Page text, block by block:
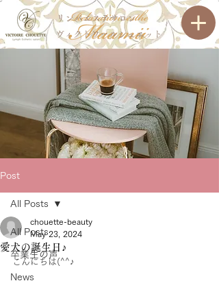
ヴィクトワールシュエット
リンパエステサロン
Post
All Posts
卒業生の声
News
All Posts
愛犬の誕生日♪
chouette-beauty
May 23, 2024
こんにちは(^^♪